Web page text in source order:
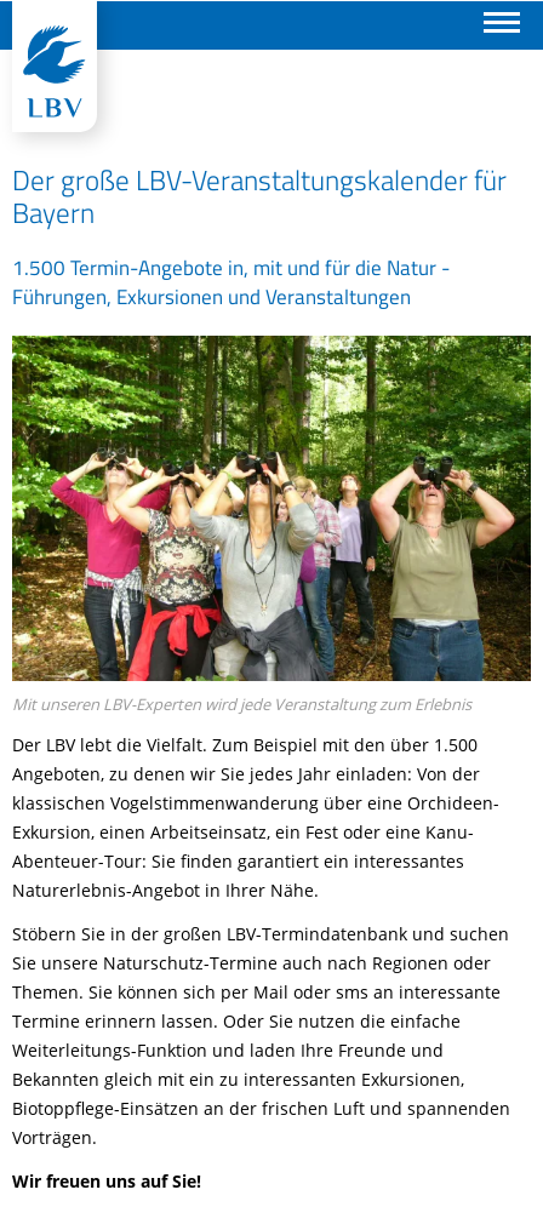
Der große LBV-Veranstaltungskalender für
Bayern
1.500 Termin-Angebote in, mit und für die Natur -
Führungen, Exkursionen und Veranstaltungen
Mit unseren LBV-Experten wird jede Veranstaltung zum Erlebnis
Der LBV lebt die Vielfalt. Zum Beispiel mit den über 1.500
Angeboten, zu denen wir Sie jedes Jahr einladen: Von der
klassischen Vogelstimmenwanderung über eine Orchideen-
Exkursion, einen Arbeitseinsatz, ein Fest oder eine Kanu-
Abenteuer-Tour: Sie finden garantiert ein interessantes
Naturerlebnis-Angebot in Ihrer Nähe.
Stöbern Sie in der großen LBV-Termindatenbank und suchen
Sie unsere Naturschutz-Termine auch nach Regionen oder
Themen. Sie können sich per Mail oder sms an interessante
Termine erinnern lassen. Oder Sie nutzen die einfache
Weiterleitungs-Funktion und laden Ihre Freunde und
Bekannten gleich mit ein zu interessanten Exkursionen,
Biotoppflege-Einsätzen an der frischen Luft und spannenden
Vorträgen.
Wir freuen uns auf Sie!